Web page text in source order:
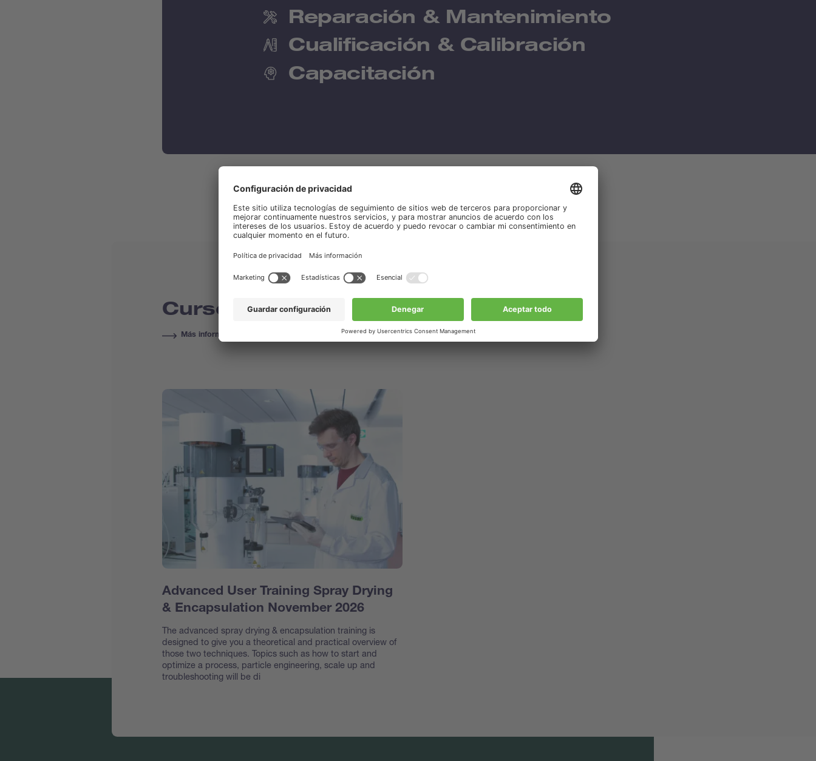
Reparación & Mantenimiento
Cualificación & Calibración
Capacitación
Cursos & Capacitaciones relacionados
Más información sobre Cursos & Capacitaciones
Advanced User Training Spray Drying
& Encapsulation November 2026
The advanced spray drying & encapsulation training is
designed to give you a theoretical and practical overview of
those two techniques. Topics such as how to start and
optimize a process, particle engineering, scale up and
troubleshooting will be di